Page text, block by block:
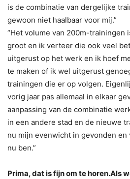
is de combinatie van dergelijke
gewoon niet haalbaar voor mij.”
“Het volume van 200m-trainingen
groot en ik verteer die ook veel
uitgerust op het werk en ik hoef
te maken of ik wel uitgerust
trainingen die er op volgen.
vorig jaar pas allemaal in elkaar
aanpassing van de combinatie
in een andere stad en de nieuwe
nu mijn evenwicht in gevonden en
nu ben.”
Prima, dat is fijn om te horen.Als